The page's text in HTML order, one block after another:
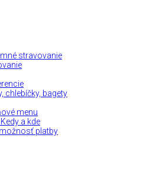
stravovanie
chlebíčky, bagety
menu
a kde
platby